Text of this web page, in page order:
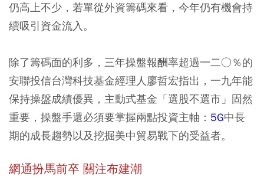
仍高上不少，若單從外資籌碼來看，今年仍有機會持
續吸引資金流入。
除了籌碼面的利多，三年操盤報酬率超過一二○％的
安聯投信台灣科技基金經理人廖哲宏指出，一九年能
保持操盤成績優異，主動式基金「選股不選市」固然
重要，操盤手還必須要掌握兩點投資主軸： 5G中長
期的成長趨勢以及挖掘美中貿易戰下的受益者。
網通扮馬前卒 關注布建潮